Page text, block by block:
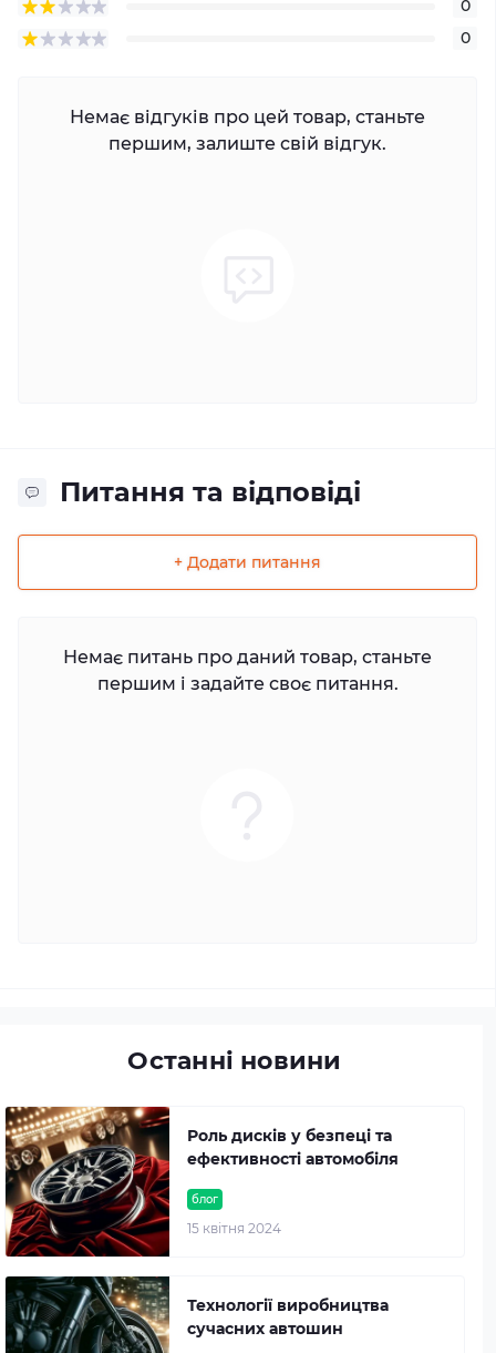
0
0
Немає відгуків про цей товар, станьте
першим, залиште свій відгук.
Питання та відповіді
+ Додати питання
Немає питань про даний товар, станьте
першим і задайте своє питання.
Останні новини
блог
15 квітня 2024
Роль дисків у безпеці та
ефективності автомобіля
Технології виробництва
сучасних автошин